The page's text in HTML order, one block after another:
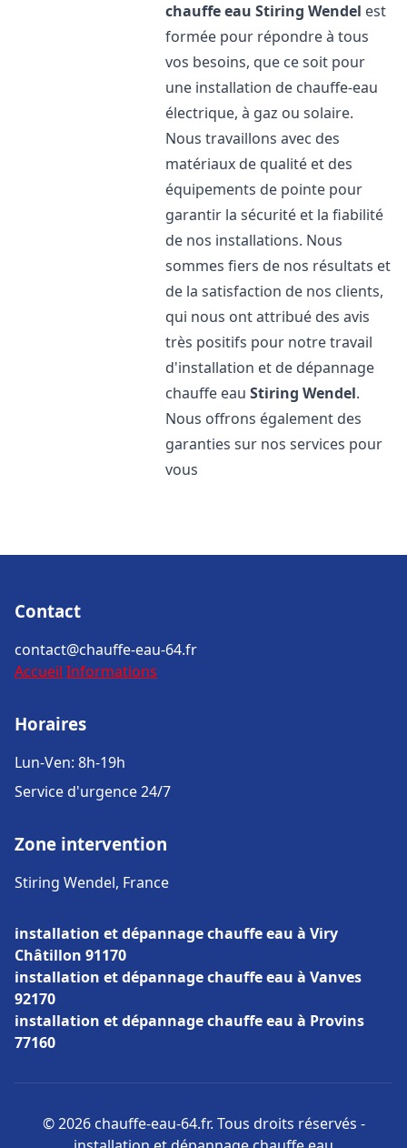
chauffe eau Stiring Wendel est
formée pour répondre à tous
vos besoins, que ce soit pour
une installation de chauffe-eau
électrique, à gaz ou solaire.
Nous travaillons avec des
matériaux de qualité et des
équipements de pointe pour
garantir la sécurité et la fiabilité
de nos installations. Nous
sommes fiers de nos résultats et
de la satisfaction de nos clients,
qui nous ont attribué des avis
très positifs pour notre travail
d'installation et de dépannage
chauffe eauStiring Wendel.
Nous offrons également des
garanties sur nos services pour
vous
Contact
contact@chauffe-eau-64.fr
Accueil Informations
Horaires
Lun-Ven: 8h-19h
Service d'urgence 24/7
Zone intervention
Stiring Wendel, France
installation et dépannage chauffe eau à Viry
Châtillon 91170
installation et dépannage chauffe eau à Vanves
92170
installation et dépannage chauffe eau à Provins
77160
© 2026 chauffe-eau-64.fr. Tous droits réservés -